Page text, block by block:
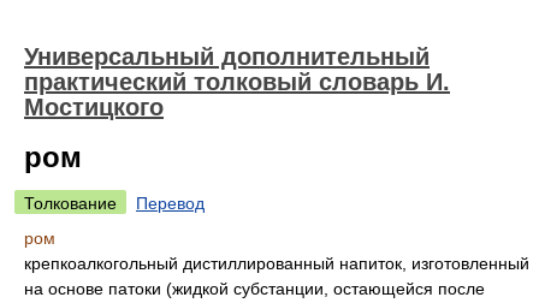
Универсальный дополнительный
практический толковый словарь И.
Мостицкого
ром
Толкование
Перевод
ром
крепкоалкогольный дистиллированный напиток, изготовленный
на основе патоки (жидкой субстанции, остающейся после